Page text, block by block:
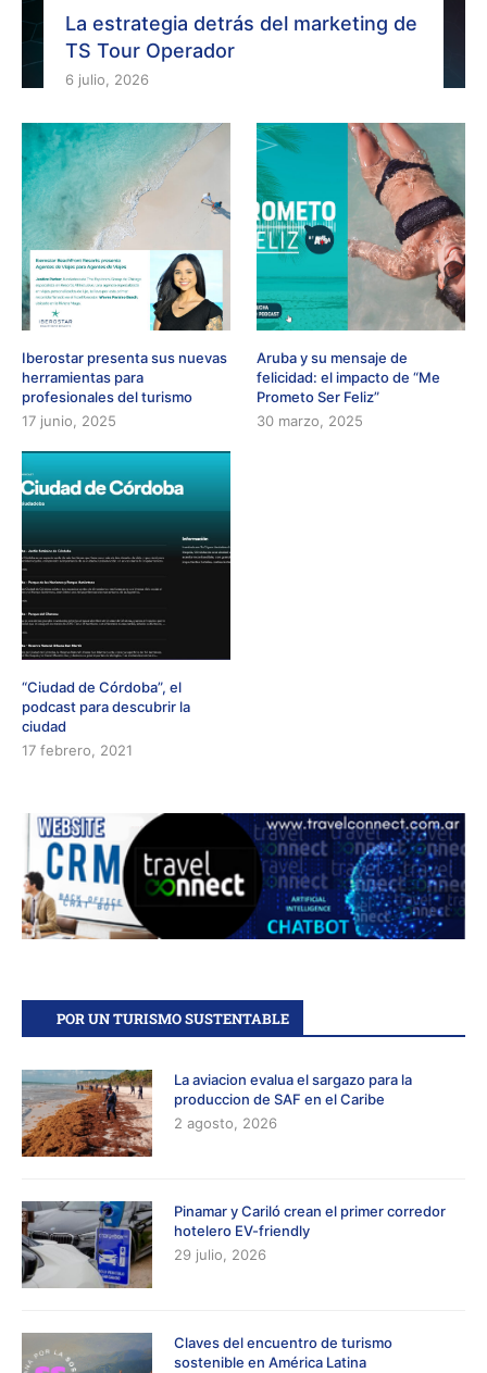
La estrategia detrás del marketing de
TS Tour Operador
6 julio, 2026
Iberostar presenta sus nuevas
herramientas para
profesionales del turismo
17 junio, 2025
Aruba y su mensaje de
felicidad: el impacto de “Me
Prometo Ser Feliz”
30 marzo, 2025
“Ciudad de Córdoba”, el
podcast para descubrir la
ciudad
17 febrero, 2021
POR UN TURISMO SUSTENTABLE
La aviacion evalua el sargazo para la
produccion de SAF en el Caribe
2 agosto, 2026
Pinamar y Cariló crean el primer corredor
hotelero EV-friendly
29 julio, 2026
Claves del encuentro de turismo
sostenible en América Latina